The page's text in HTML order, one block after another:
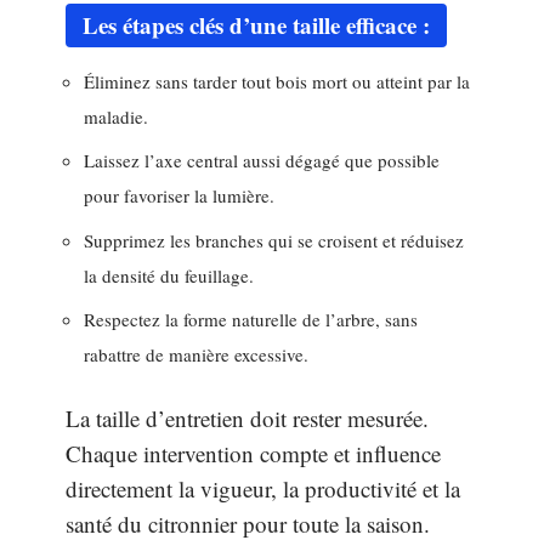
Les étapes clés d’une taille efficace :
Éliminez sans tarder tout bois mort ou atteint par la
maladie.
Laissez l’axe central aussi dégagé que possible
pour favoriser la lumière.
Supprimez les branches qui se croisent et réduisez
la densité du feuillage.
Respectez la forme naturelle de l’arbre, sans
rabattre de manière excessive.
La taille d’entretien doit rester mesurée.
Chaque intervention compte et influence
directement la vigueur, la productivité et la
santé du citronnier pour toute la saison.